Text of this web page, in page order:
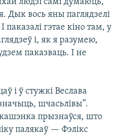
людзі самі думаюць,
Дык вось яны паглядзелі
паказалі гэтае кіно там, у
і, як я разумею,
паказваць. І не
і ў стужкі Веслава
шчасьлівы”.
прызнаўся, што
палякаў — Фэлікс